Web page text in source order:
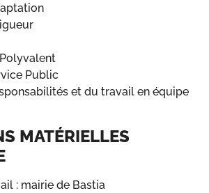
Public
et du travail en équipe
MATÉRIELLES
: mairie de Bastia